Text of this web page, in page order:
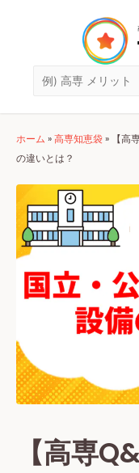
ホーム »高専知恵袋»
【
の違いとは？
【高専